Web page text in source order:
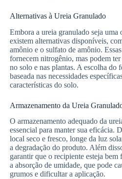
Alternativas à Ureia Granulado
Embora a ureia granulado seja uma
existem alternativas disponíveis,
amônio e o sulfato de amônio.
fornecem nitrogênio, mas podem
no solo e nas plantas. A escolha do
baseada nas necessidades
características do solo.
Armazenamento da Ureia
O armazenamento adequado da
essencial para manter sua eficácia.
local seco e fresco, longe da luz
a degradação do produto. Além
garantir que o recipiente esteja bem
a absorção de umidade, que pode
grumos e dificultar a aplicação.